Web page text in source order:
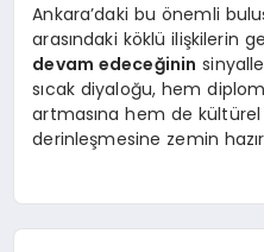
Ankara’daki bu önemli
arasındaki köklü ilişkilerin
devam edeceğinin
sıcak diyaloğu, hem
artmasına hem de kültürel
derinleşmesine zemin